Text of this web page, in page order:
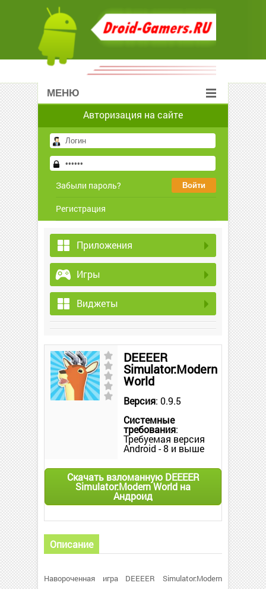
МЕНЮ
Авторизация на сайте
Забыли пароль?
Регистрация
Приложения
Игры
Виджеты
DEEEER
Simulator:Modern
World
Версия: 0.9.5
Системные
требования:
Требуемая версия
Android - 8 и выше
Скачать взломанную DEEEER
Simulator:Modern World на
Андроид
Описание
Навороченная игра DEEEER Simulator:Modern